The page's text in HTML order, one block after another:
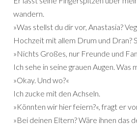
wandern.
»Was stellst du dir vor, Anastasia?
Hochzeit mit allem Drum und Dran?
»Nichts Großes, nur Freunde und
Ich sehe in seine grauen Augen. Was
»Okay. Und wo?«
Ich zucke mit den Achseln.
»Könnten wir hier feiern?«, fragt er
»Bei deinen Eltern? Wäre ihnen das